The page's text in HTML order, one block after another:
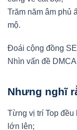
Trăm năm âm phủ
mộ.
Đoái cộng đồng
Nhìn vấn đề
Nhưng nghĩ
Từng vị trí Top
lớn lên;